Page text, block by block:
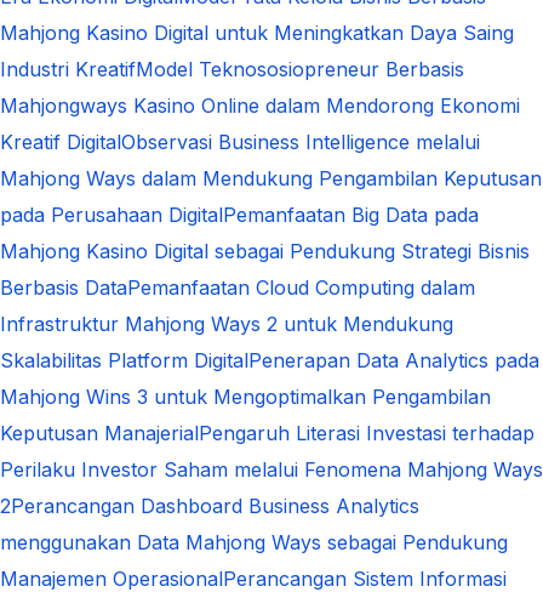
Mahjong Kasino Digital untuk Meningkatkan Daya Saing
Industri KreatifModel Teknososiopreneur Berbasis
Mahjongways Kasino Online dalam Mendorong Ekonomi
Kreatif DigitalObservasi Business Intelligence melalui
Mahjong Ways dalam Mendukung Pengambilan Keputusan
pada Perusahaan DigitalPemanfaatan Big Data pada
Mahjong Kasino Digital sebagai Pendukung Strategi Bisnis
Berbasis DataPemanfaatan Cloud Computing dalam
Infrastruktur Mahjong Ways 2 untuk Mendukung
Skalabilitas Platform DigitalPenerapan Data Analytics pada
Mahjong Wins 3 untuk Mengoptimalkan Pengambilan
Keputusan ManajerialPengaruh Literasi Investasi terhadap
Perilaku Investor Saham melalui Fenomena Mahjong Ways
2Perancangan Dashboard Business Analytics
menggunakan Data Mahjong Ways sebagai Pendukung
Manajemen OperasionalPerancangan Sistem Informasi